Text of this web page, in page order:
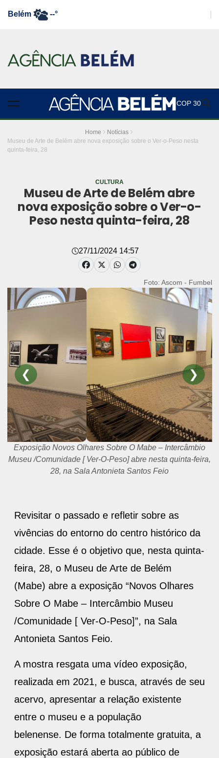
Belém --°
COP 30
Home
Notícias
Museu de Arte de Belém abre nova exposição sobre o Ver-o-Peso nesta
quinta-feira, 28
CULTURA
Museu de Arte de Belém abre
nova exposição sobre o Ver-o-
Peso nesta quinta-feira, 28
27/11/2024 14:57
Foto: Ascom - Fumbel
❮ ❯
Exposição Novos Olhares Sobre O Mabe – Intercâmbio
Museu /Comunidade [ Ver-O-Peso] abre nesta quinta-feira,
28, na Sala Antonieta Santos Feio
Revisitar o passado e refletir sobre as
vivências do entorno do centro histórico da
cidade. Esse é o objetivo que, nesta quinta-
feira, 28, o Museu de Arte de Belém
(Mabe) abre a exposição “Novos Olhares
Sobre O Mabe – Intercâmbio Museu
/Comunidade [ Ver-O-Peso]”, na Sala
Antonieta Santos Feio.
A mostra resgata uma vídeo exposição,
realizada em 2021, e busca, através de seu
acervo, apresentar a relação existente
entre o museu e a população
belenense. De forma totalmente gratuita, a
exposição estará aberta ao público de